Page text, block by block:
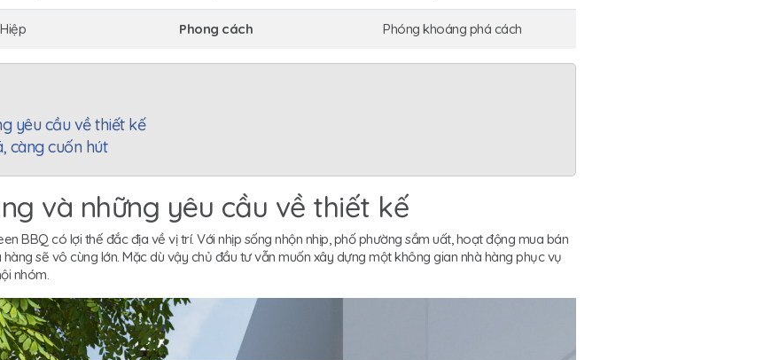
Phong cách Phóng khoáng phá cách
yêu cầu về thiết kế
càng cuốn hút
và những yêu cầu về thiết kế
BBQ có lợi thế đắc địa về vị trí. Với nhịp sống nhộn nhịp, phố phường sầm uất, hoạt động mua bán
sẽ vô cùng lớn. Mặc dù vậy chủ đầu tư vẫn muốn xây dựng một không gian nhà hàng phục vụ
nhóm.